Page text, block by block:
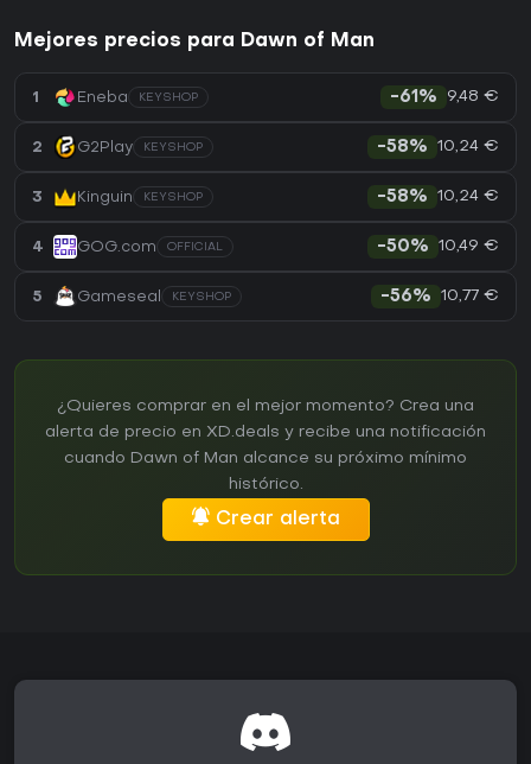
Mejores precios para Dawn of Man
1 Eneba KEYSHOP -61% 9,48 €
2 G2Play KEYSHOP -58% 10,24 €
3 Kinguin KEYSHOP -58% 10,24 €
4 GOG.com OFFICIAL -50% 10,49 €
5 Gameseal KEYSHOP -56% 10,77 €
¿Quieres comprar en el mejor momento? Crea una
alerta de precio en XD.deals y recibe una notificación
cuando Dawn of Man alcance su próximo mínimo
histórico.
Crear alerta